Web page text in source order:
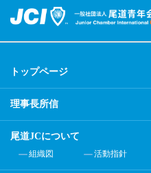
トップページ
理事長所信
尾道JCについて
組織図 活動指針